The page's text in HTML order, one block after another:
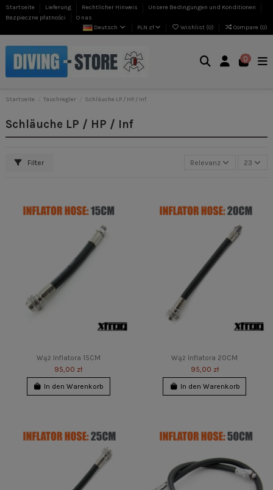
Startseite Lieferung Rechtlicher Hinweis
Unsere Bedingungen und Konditionen
Bezpieczne płatności
O nas
Deutsch
PLN zł Wishlist (0) Compare (0)
0
Startseite Tauchregler Schläuche LP / HP / Inf
Schläuche LP / HP / Inf
Filter Relevanz 23
Wąż Inflatora 15CM
95,00 zł
In den Warenkorb
Wąż Inflatora 20CM
95,00 zł
In den Warenkorb